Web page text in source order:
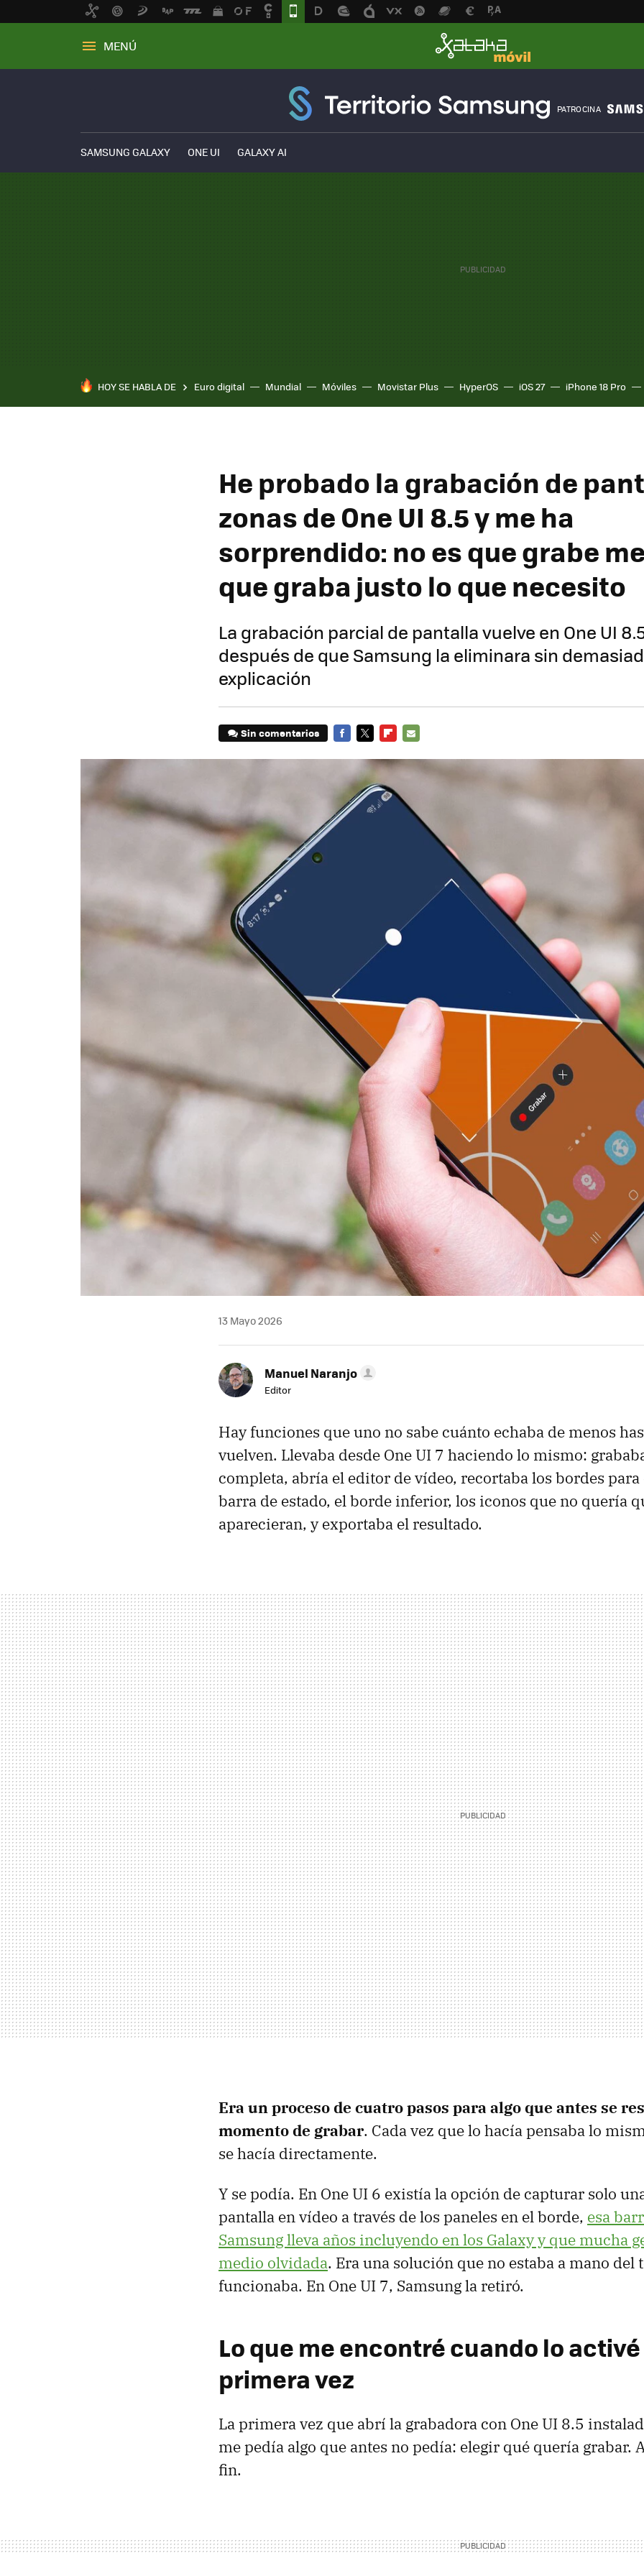
MENÚ
PATROCINA
SAMSUNG GALAXY ONE UI GALAXY AI
HOY SE HABLA DE Euro digital Mundial Móviles Movistar Plus HyperOS iOS 27 iPhone 18 Pro
He probado la grabación de
zonas de One UI 8.5 y me ha
sorprendido: no es que grabe
que graba justo lo que necesito
La grabación parcial de pantalla vuelve en One UI
después de que Samsung la eliminara sin
explicación
Sin comentarios
MAIL
13 Mayo 2026
Manuel Naranjo
Editor
Hay funciones que uno no sabe cuánto echaba de menos
vuelven. Llevaba desde One UI 7 haciendo lo mismo:
completa, abría el editor de vídeo, recortaba los bordes
barra de estado, el borde inferior, los iconos que no quería
aparecieran, y exportaba el resultado.
Era un proceso de cuatro pasos para algo que antes se
momento de grabar. Cada vez que lo hacía pensaba lo
se hacía directamente.
Y se podía. En One UI 6 existía la opción de capturar solo
pantalla en vídeo a través de los paneles en el borde, esa
Samsung lleva años incluyendo en los Galaxy y que mucha
medio olvidada. Era una solución que no estaba a mano del
funcionaba. En One UI 7, Samsung la retiró.
Lo que me encontré cuando lo
primera vez
La primera vez que abrí la grabadora con One UI 8.5
me pedía algo que antes no pedía: elegir qué quería grabar.
fin.